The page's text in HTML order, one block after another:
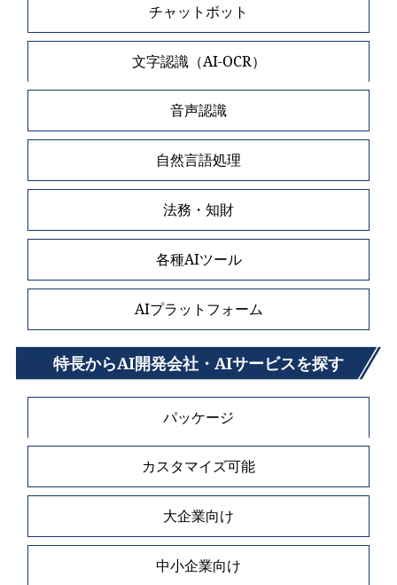
チャットボット
文字認識（AI-OCR）
音声認識
自然言語処理
法務・知財
各種AIツール
AIプラットフォーム
特長からAI開発会社・AIサービスを探す
パッケージ
カスタマイズ可能
大企業向け
中小企業向け